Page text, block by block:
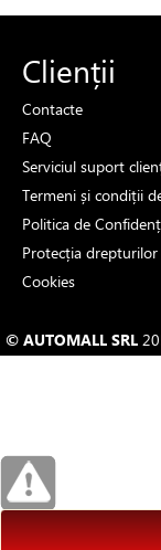
Clienții
Contacte
FAQ
Serviciul suport
Termeni și condiții
Politica de
Protecția
Cookies
© AUTOMALL SRL